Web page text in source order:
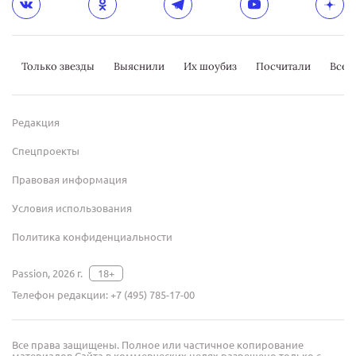
Только звезды Выяснили Их шоубиз Посчитали
Редакция
Спецпроекты
Правовая информация
Условия использования
Политика конфиденциальности
Passion, 2026 г.
18+
Телефон редакции:+7 (495) 785-17-00
Все права защищены. Полное или частичное копирование